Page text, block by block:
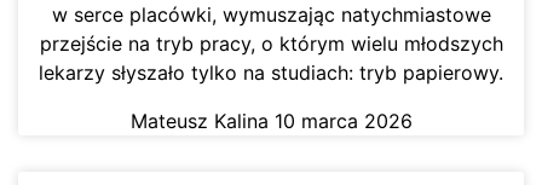
w serce placówki, wymuszając natychmiastowe
przejście na tryb pracy, o którym wielu młodszych
lekarzy słyszało tylko na studiach: tryb papierowy.
Mateusz Kalina 10 marca 2026